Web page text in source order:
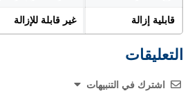
قابلية إزالة غير قابلة للإزالة
التعليقات
اشترك في التنبيهات